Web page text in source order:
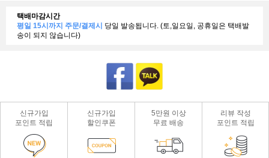
택배마감시간
평일 15시까지 주문/결제시 당일 발송됩니다. (토,일요일, 공휴일은 택배발
송이 되지 않습니다)
신규가입
포인트 적립
신규가입
할인쿠폰
5만원 이상
무료 배송
리뷰 작성
포인트 적립